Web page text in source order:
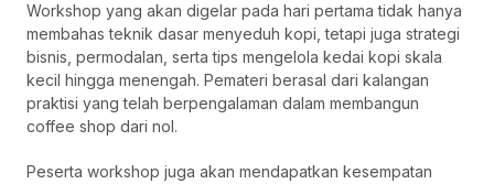
Workshop yang akan digelar pada hari pertama tidak hanya
membahas teknik dasar menyeduh kopi, tetapi juga strategi
bisnis, permodalan, serta tips mengelola kedai kopi skala
kecil hingga menengah. Pemateri berasal dari kalangan
praktisi yang telah berpengalaman dalam membangun
coffee shop dari nol.
Peserta workshop juga akan mendapatkan kesempatan